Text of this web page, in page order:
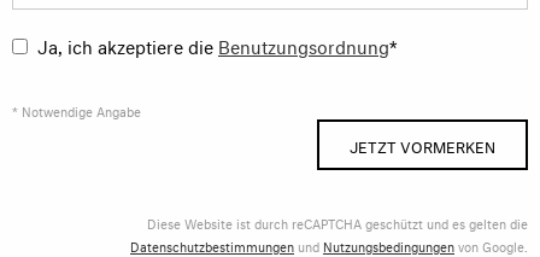
Ja, ich akzeptiere die Benutzungsordnung*
* Notwendige Angabe
JETZT VORMERKEN
Diese Website ist durch reCAPTCHA geschützt und es gelten die
Datenschutzbestimmungen und Nutzungsbedingungenvon Google.